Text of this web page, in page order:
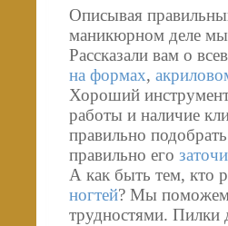
Описывая
маникюрном деле мы
Рассказали вам о
на формах,
Хороший
работы и наличие
правильно подобрать
правильно его
А как быть тем, кто
ногтей? Мы поможем
трудностями. Пилки